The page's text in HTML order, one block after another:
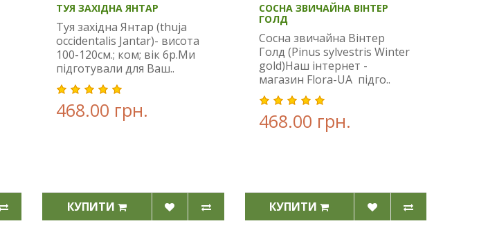
ТУЯ ЗАХІДНА ЯНТАР
Туя західна Янтар (thuja
occidentalis Jantar)- висота
100-120см.; ком; вік 6р.Ми
підготували для Ваш..
468.00 грн.
КУПИТИ
СОСНА ЗВИЧАЙНА ВІНТЕР
ГОЛД
Сосна звичайна Вінтер
Голд (Pinus sylvestris Winter
gold)Наш інтернет -
магазин Flora-UA підго..
468.00 грн.
КУПИТИ